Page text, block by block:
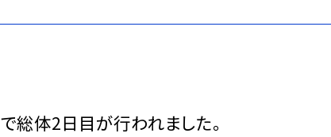
総体2日目が行われました。